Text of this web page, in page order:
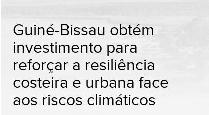
Guiné-Bissau obtém
investimento para
reforçar a resiliência
costeira e urbana face
aos riscos climáticos